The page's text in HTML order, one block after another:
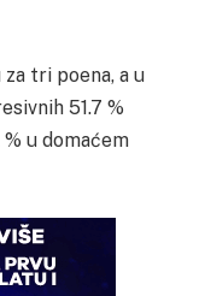
tri poena, a u
51.7 %
u domaćem